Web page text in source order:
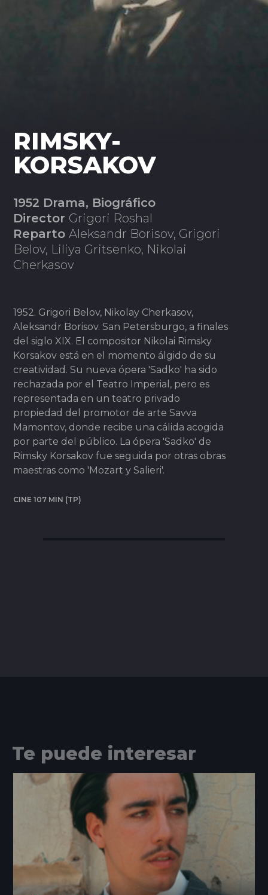
RIMSKY-
KORSAKOV
1952 Drama, Biográfico
Director Grigori Roshal
RepartoAleksandr Borisov, Grigori
Belov, Liliya Gritsenko, Nikolai
Cherkasov
1952. Grigori Belov, Nikolay Cherkasov,
Aleksandr Borisov. San Petersburgo, a finales
del siglo XIX. El compositor Nikolai Rimsky
Korsakov está en el momento álgido de su
creatividad. Su nueva ópera 'Sadko' ha sido
rechazada por el Teatro Imperial, pero es
representada en un teatro privado
propiedad del promotor de arte Savva
Mamontov, donde recibe una cálida acogida
por parte del público. La ópera 'Sadko' de
Rimsky Korsakov fue seguida por otras obras
maestras como 'Mozart y Salieri'.
CINE 107 MIN (TP)
Te puede interesar